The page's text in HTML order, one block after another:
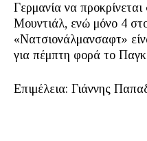
Γερμανία να
Μουντιάλ, ενώ μόνο 4
«Νατσιονάλμανσαφτ»
για πέμπτη φορά το
Επιμέλεια: Γιάννης